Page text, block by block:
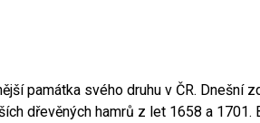
památka svého druhu v ČR. Dnešní
dřevěných hamrů z let 1658 a 1701.